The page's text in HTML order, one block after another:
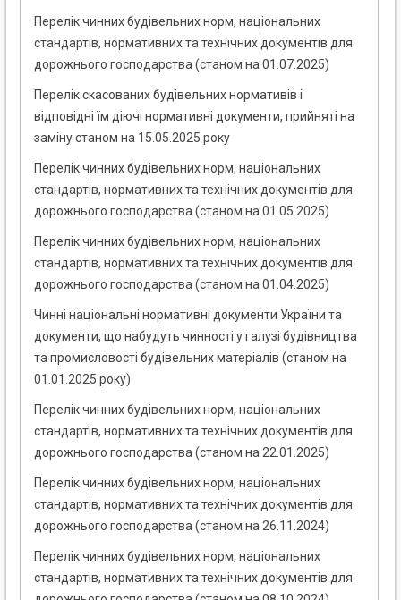
Перелік чинних будівельних норм, національних
стандартів, нормативних та технічних документів для
дорожнього господарства (станом на 01.07.2025)
Перелік скасованих будівельних нормативів і
відповідні їм діючі нормативні документи, прийняті на
заміну станом на 15.05.2025 року
Перелік чинних будівельних норм, національних
стандартів, нормативних та технічних документів для
дорожнього господарства (станом на 01.05.2025)
Перелік чинних будівельних норм, національних
стандартів, нормативних та технічних документів для
дорожнього господарства (станом на 01.04.2025)
Чинні національні нормативні документи України та
документи, що набудуть чинності у галузі будівництва
та промисловості будівельних матеріалів (станом на
01.01.2025 року)
Перелік чинних будівельних норм, національних
стандартів, нормативних та технічних документів для
дорожнього господарства (станом на 22.01.2025)
Перелік чинних будівельних норм, національних
стандартів, нормативних та технічних документів для
дорожнього господарства (станом на 26.11.2024)
Перелік чинних будівельних норм, національних
стандартів, нормативних та технічних документів для